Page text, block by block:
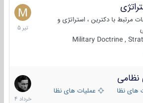
با دکترین ، استراتژی و
Military Doctrine ,
27
تیر
1405
نظامی ایرانعملیات های نظامی خارجی
5
خرداد
1404